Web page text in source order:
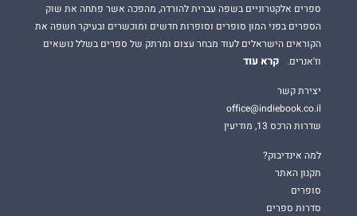
הגורל הוביל אותי לכאן.
המכונאי הזועף עם המשקעים הרבים ועם הסוד הכבד.
אני נמשך אליו.
ספרים אלקטרוניים בשפה עברית להורדה, מהפכה אשר פתחה את שוק
הספרים בפני המון סופרים וסופרות חדשים ומוכשרים ובעיקר חשפה את
הקוראים הישראלים לעוד מבחר עצום ומרתק של ספרים בשלל נושאים
וז'אנרים.
קרא עוד
יצירת קשר
office@indiebook.co.il
שדרות הרכס 13, מודיעין
למה אינדיבוק?
תקנון האתר
סופרים
סדרות ספרים